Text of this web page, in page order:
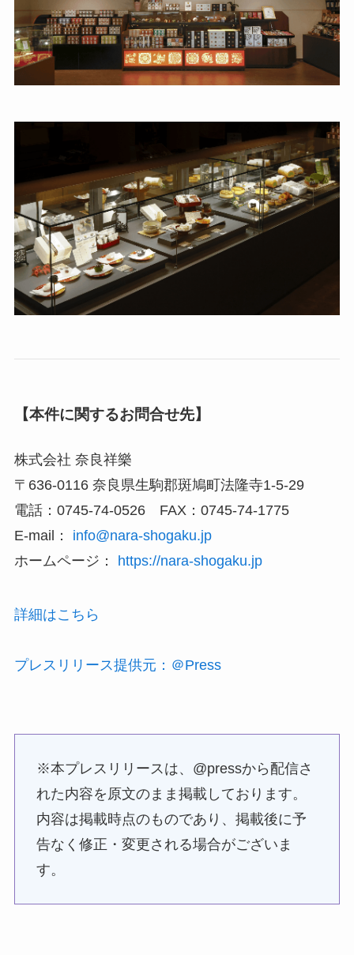
【本件に関するお問合せ先】
株式会社 奈良祥樂
〒636-0116 奈良県生駒郡斑鳩町法隆寺1-5-29
電話：0745-74-0526 FAX：0745-74-1775
E-mail： info@nara-shogaku.jp
ホームページ： https://nara-shogaku.jp
詳細はこちら
プレスリリース提供元：＠Press
※本プレスリリースは、@pressから配信さ
れた内容を原文のまま掲載しております。
内容は掲載時点のものであり、掲載後に予
告なく修正・変更される場合がございま
す。